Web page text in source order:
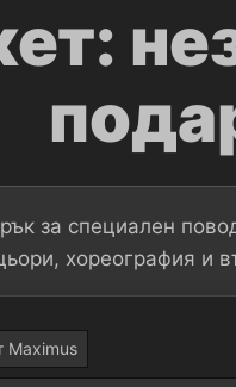
за специален
хореография и
Maximus